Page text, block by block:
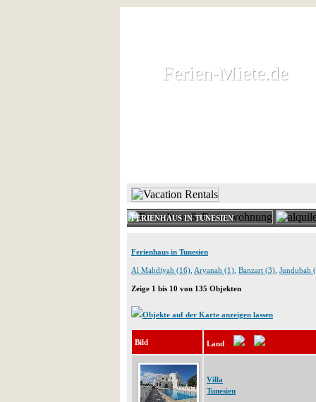
Ferien-Miete.de
Ferien-Miete.de
FERIENHAUS IN TUNESIEN
Ferienhaus in Tunesien
Al Mahdiyah (16) Aryanah (1) Banzart (3) Jundubah
Zeige 1 bis 10 von 135 Objekten
Objekte auf der Karte anzeigen lassen
Bild Land
Villa
Tunesien